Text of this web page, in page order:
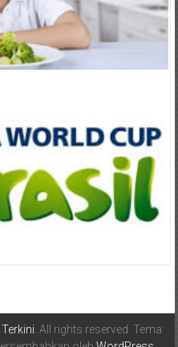
. All rights reserved. Tema: